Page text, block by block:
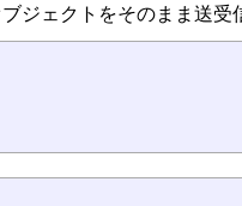
ジェクトをそのまま送受